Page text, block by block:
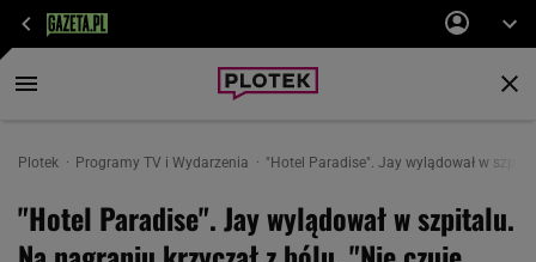
Plotek Programy TV i Wydarzenia "Hotel Paradise". Jay wylądował w
"Hotel Paradise". Jay wylądował w szpitalu.